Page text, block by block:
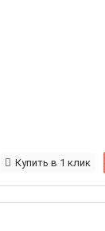
Купить в 1 клик